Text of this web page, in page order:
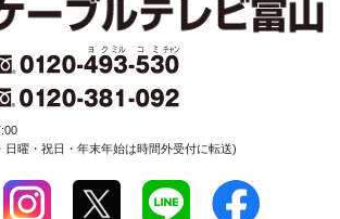
日曜・祝日・年末年始は時間外受付に転送)